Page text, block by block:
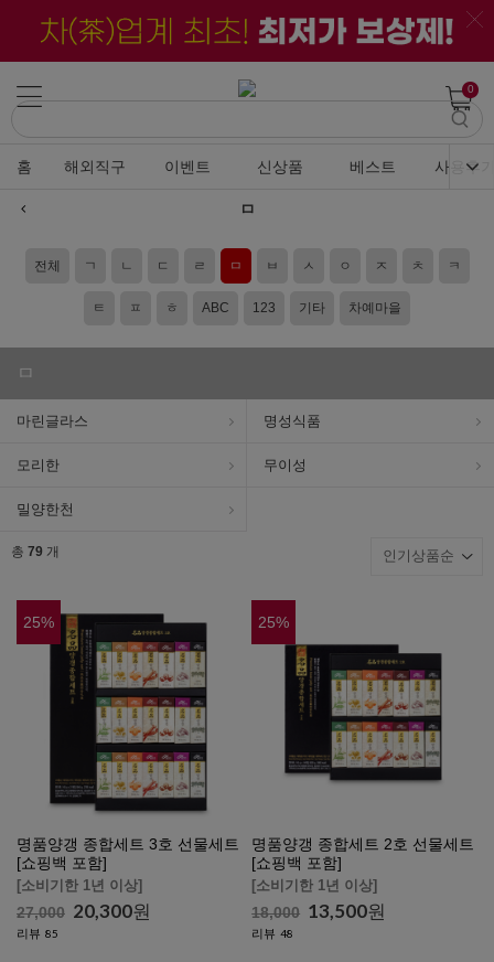
0
홈 해외직구 이벤트 신상품 베스트 사용후
ㅁ
전체 ㄱ ㄴ ㄷ ㄹ ㅁ ㅂ ㅅ ㅇ ㅈ ㅊ ㅋ
ㅌ ㅍ ㅎ ABC 123 기타 차예마을
ㅁ
마린글라스 명성식품
모리한 무이성
밀양한천
총 79 개
25%
명품양갱 종합세트 3호 선물세트
[쇼핑백 포함]
[소비기한 1년 이상]
27,000 20,300원
리뷰 85
25%
명품양갱 종합세트 2호 선물세트
[쇼핑백 포함]
[소비기한 1년 이상]
18,000 13,500원
리뷰 48